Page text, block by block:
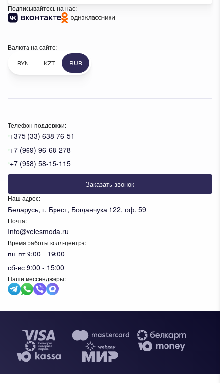
Телефон поддержки:
+375 (33) 638-76-51
+7 (969) 96-68-278
+7 (958) 58-15-115
Заказать звонок
Наш адрес:
Беларусь, г. Брест, Богданчука 122, оф. 59
Почта:
Info@velesmoda.ru
Время работы колл-центра:
пн-пт 9:00 - 19:00
сб-вс 9:00 - 15:00
Наши мессенджеры:
Подписывайтесь на нас:
Валюта на сайте:
BYN
KZT RUB